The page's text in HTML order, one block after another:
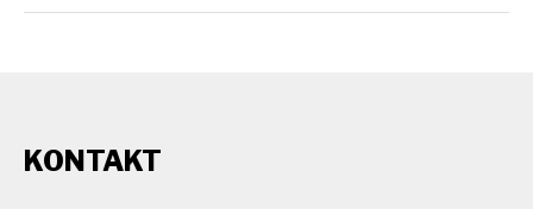
KONTAKT